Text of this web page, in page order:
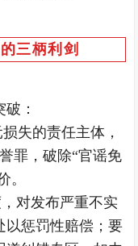
三柄利剑
破：
失的责任主体，
罪，破除“官谣免
。
对发布严重不实
以惩罚性赔偿；要